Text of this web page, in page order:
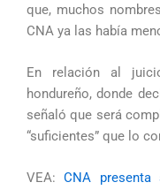
que, muchos
CNA ya las había
En relación al
hondureño, donde
señaló que será
“suficientes” que lo
VEA:CNA presenta